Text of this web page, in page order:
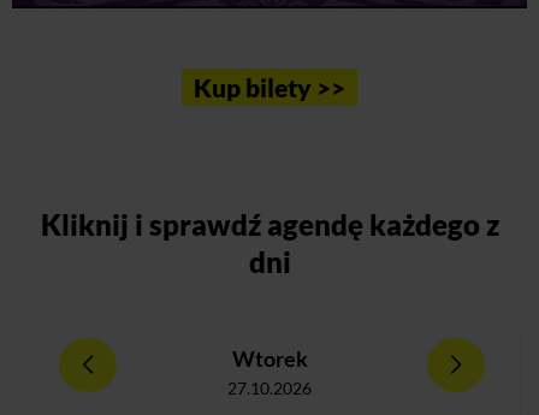
Kup bilety >>
Kliknij i sprawdź agendę każdego z
dni
Wtorek
27.10.2026